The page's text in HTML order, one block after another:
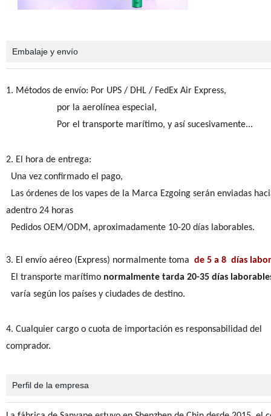
Embalaje y envío
1. Métodos de envío: Por UPS / DHL / FedEx Air Express,
por la aerolínea especial,
Por el transporte marítimo, y así sucesivamente...
2. El hora de entrega:
Una vez confirmado el pago,
Las órdenes de los vapes de la Marca Ezgoing serán enviadas
adentro 24 horas
Pedidos OEM/ODM, aproximadamente 10-20 días laborables.
3. El envío aéreo (Express) normalmente toma de 5 a 8 días
El transporte marítimonormalmente tarda 20-35 días
varía según los países y ciudades de destino.
4. Cualquier cargo o cuota de importación es responsabilidad del
comprador.
Perfil de la empresa